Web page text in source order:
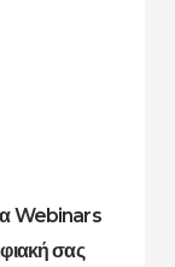
Webinars
σας